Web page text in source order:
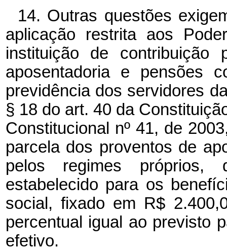
14. Outras questões
aplicação restrita aos
instituição de contribuição
aposentadoria e pensões
previdência dos servidores
§ 18 do art. 40 da
Constitucional nº 41, de
parcela dos proventos de
pelos regimes
estabelecido para os
social, fixado em R$
percentual igual ao previsto
efetivo.